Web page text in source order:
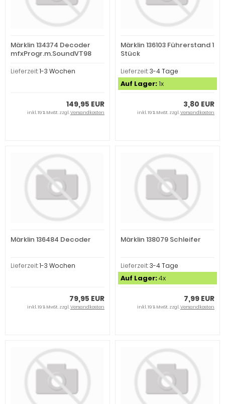
Märklin 134374 Decoder
mfxProgr.m.SoundVT98
Lieferzeit:1-3 Wochen
149,95 EUR
inkl. 19 % MwSt. zzgl.Versandkosten
Märklin 136103 Führerstand 1
Stück
Lieferzeit:3-4 Tage
Auf Lager:1x
3,80 EUR
inkl. 19 % MwSt. zzgl.Versandkosten
Märklin 136484 Decoder
Lieferzeit:1-3 Wochen
79,95 EUR
inkl. 19 % MwSt. zzgl.Versandkosten
Märklin 138079 Schleifer
Lieferzeit:3-4 Tage
Auf Lager:4x
7,99 EUR
inkl. 19 % MwSt. zzgl.Versandkosten